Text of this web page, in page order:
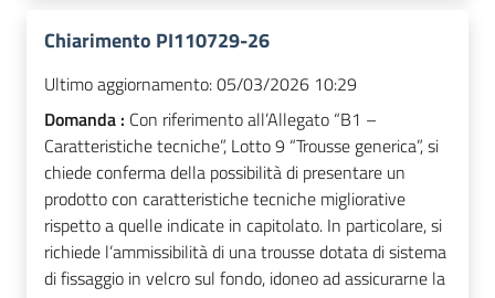
Chiarimento PI110729-26
Ultimo aggiornamento:05/03/2026 10:29
Domanda : Con riferimento all’Allegato “B1 –
Caratteristiche tecniche”, Lotto 9 “Trousse generica”, si
chiede conferma della possibilità di presentare un
prodotto con caratteristiche tecniche migliorative
rispetto a quelle indicate in capitolato. In particolare, si
richiede l’ammissibilità di una trousse dotata di sistema
di fissaggio in velcro sul fondo, idoneo ad assicurarne la